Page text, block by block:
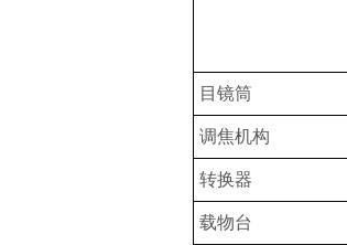
目镜筒
调焦机构
转换器
载物台